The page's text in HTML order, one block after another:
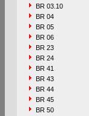
BR 03.10
BR 04
BR 05
BR 06
BR 23
BR 24
BR 41
BR 43
BR 44
BR 45
BR 50